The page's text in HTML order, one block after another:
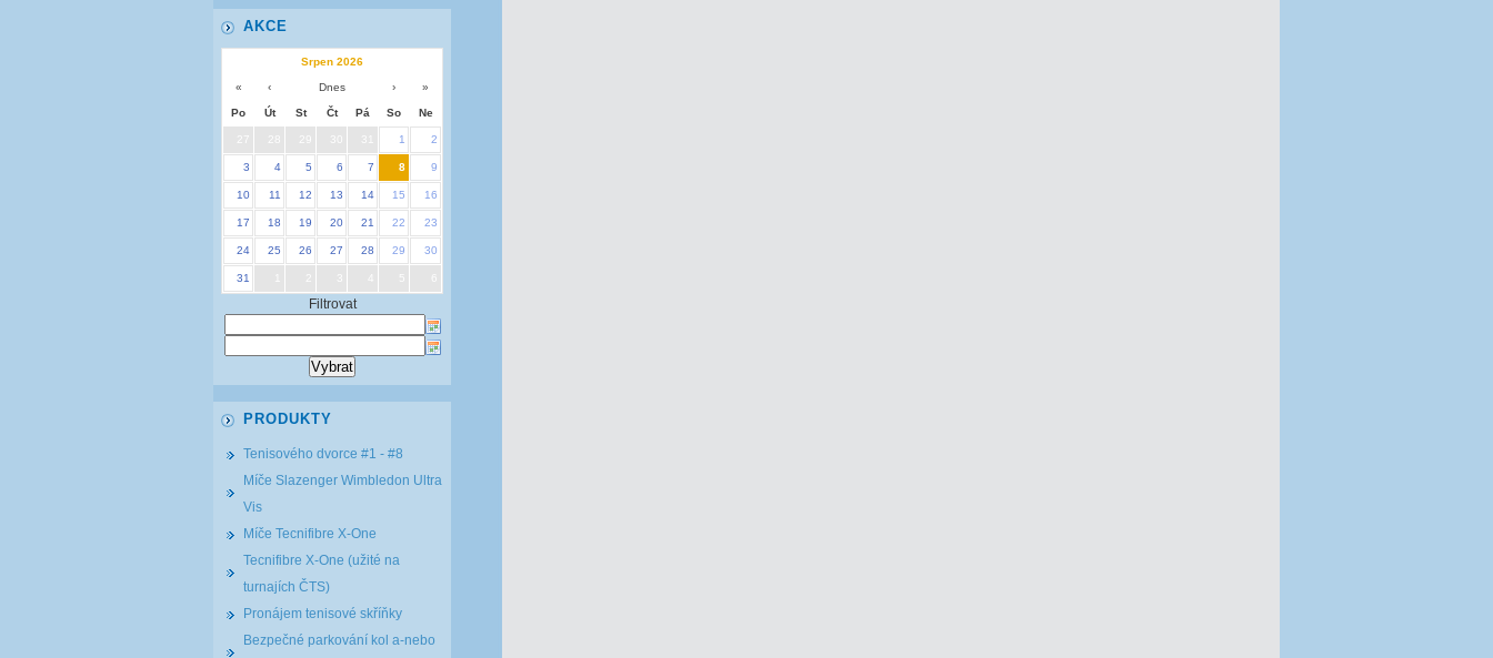
AKCE
Srpen 2026
« ‹ Dnes › »
Po Út St Čt Pá So Ne
27 29 30 31 1 2
3 4 5 6 7 8 9
10 11 12 13 14 15 16
17 18 19 20 21 22 23
24 25 26 27 28 29 30
31 3 5
Filtrovat
PRODUKTY
Tenisového dvorce #1 - #8
Míče Slazenger Wimbledon Ultra
Vis
Míče Tecnifibre X-One
Tecnifibre X-One (užité na
turnajích ČTS)
Pronájem tenisové skříňky
Bezpečné parkování kol a-nebo